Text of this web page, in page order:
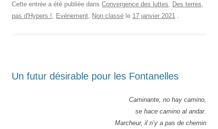
Cette entrée a été publiée dans Convergence des luttes, Des terres,
pas d'Hypers !, Evénement, Non classé le 17 janvier 2021 .
Un futur désirable pour les Fontanelles
Caminante, no hay camino,
se hace camino al andar.
Marcheur, il n’y a pas de chemin